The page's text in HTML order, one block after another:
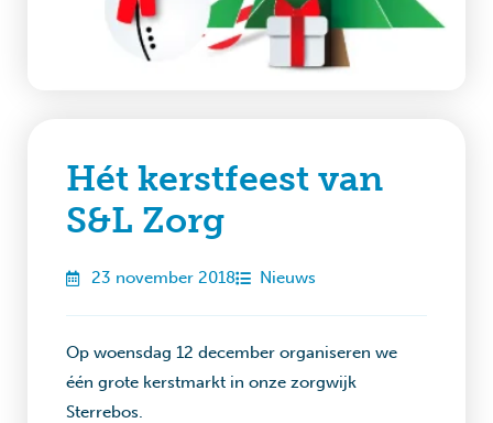
Hét kerstfeest van
S&L Zorg
23 november 2018 Nieuws
Op woensdag 12 december organiseren we
één grote kerstmarkt in onze zorgwijk
Sterrebos.